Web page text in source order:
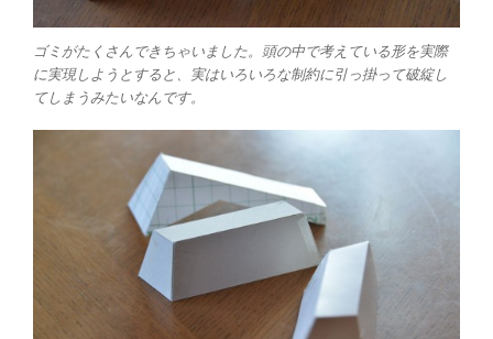
ゴミがたくさんできちゃいました。頭の中で考えている形を実際
に実現しようとすると、実はいろいろな制約に引っ掛って破綻し
てしまうみたいなんです。